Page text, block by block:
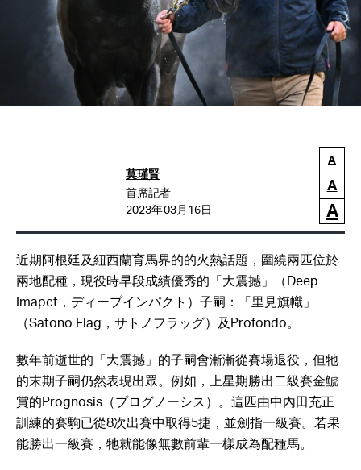
莫瑾賢
首席記者
2023年03月16日
A
A
A
近期阿根廷及紐西蘭育馬界的的火熱話題，圍繞兩匹位於
兩地配種，現役時早段成績優秀的「大震撼」（Deep
Imapct，ディープインパクト）子嗣：「里見旗幟」
（Satono Flag，サトノフラッグ）及Profondo。
數年前逝世的「大震撼」的子嗣會漸漸從賽場退役，但牠
的末期子嗣仍然表現出眾。例如，上星期勝出二級賽金鯱
賞的Prognosis（プログノーシス）。這匹由中內田充正
訓練的賽駒已從8次出賽中取得5捷，並劍指一級賽。若果
能勝出一級賽，牠就能像無數前輩一樣成為配種馬。